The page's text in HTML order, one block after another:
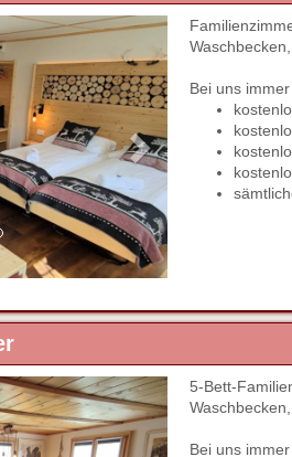
Next
Bei uns
Next
5-Bett-
Bei uns